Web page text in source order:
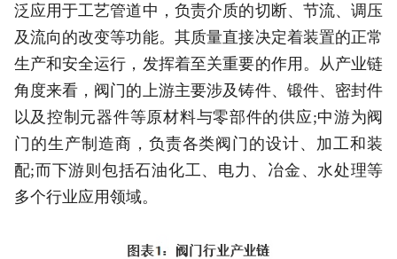
泛应用于工艺管道中，负责介质的切断、节流、调压
及流向的改变等功能。其质量直接决定着装置的正常
生产和安全运行，发挥着至关重要的作用。从产业链
角度来看，阀门的上游主要涉及铸件、锻件、密封件
以及控制元器件等原材料与零部件的供应;中游为阀
门的生产制造商，负责各类阀门的设计、加工和装
配;而下游则包括石油化工、电力、冶金、水处理等
多个行业应用领域。